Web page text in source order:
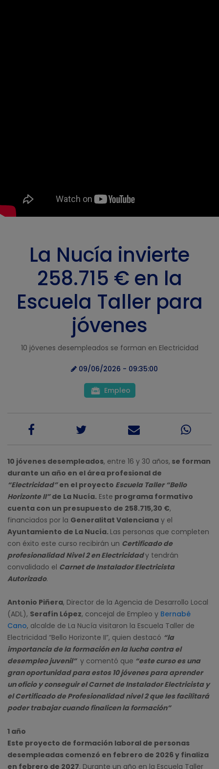
La Nucía invierte
258.715 € en la
Escuela Taller para
jóvenes
10 jóvenes desempleados se forman en Electricidad
09/06/2026 - 09:35:00
Empleo
10 jóvenes desempleados, entre 16 y 30 años, se forman
durante un año en el área profesional de
“Electricidad”en el proyecto Escuela Taller “Bello
Horizonte II”de La Nucía. Este programa formativo
cuenta con un presupuesto de 258.715,30 €,
financiados por la Generalitat Valenciana y el
Ayuntamiento de La Nucía. Las personas que completen
con éxito este curso recibirán un Certificado de
profesionalidad Nivel 2 en Electricidady tendrán
convalidado el Carnet de Instalador Electricista
Autorizado.
Antonio Piñera, Director de la Agencia de Desarrollo Local
(ADL), Serafín López, concejal de Empleo y Bernabé
Cano, alcalde de La Nucía visitaron la Escuela Taller de
Electricidad “Bello Horizonte II”, quien destacó “la
importancia de la formación en la lucha contra el
desempleo juvenil” y comentó que “este curso es una
gran oportunidad para estos 10 jóvenes para aprender
un oficio y conseguir el Carnet de Instalador Electricista y
el Certificado de Profesionalidad nivel 2 que les facilitará
poder trabajar cuando finalicen la formación”
1 año
Este proyecto de formación laboral de personas
desempleadas comenzó en febrero de 2026 y finaliza
en febrero de 2027. Durante un año en la Escuela Taller